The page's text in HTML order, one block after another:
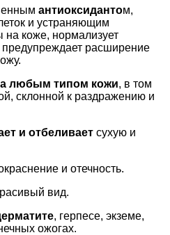
антиоксидантом,
и устраняющим
на коже, нормализует
расширение
любым типом кожи, в том
склонной к раздражению и
и отбеливает сухую и
и отечность.
вид.
, герпесе, экземе,
ожогах.